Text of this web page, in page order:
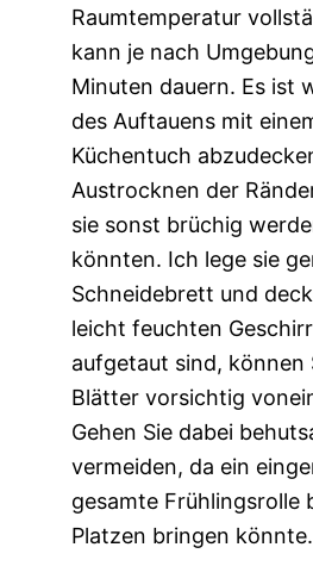
Raumtemperatur
kann je nach
Minuten dauern. Es ist
des Auftauens mit
Küchentuch
Austrocknen der
sie sonst brüchig
könnten. Ich lege sie
Schneidebrett und
leicht feuchten
aufgetaut sind, können
Blätter vorsichtig
Gehen Sie dabei
vermeiden, da ein
gesamte Frühlingsrolle
Platzen bringen könnte.